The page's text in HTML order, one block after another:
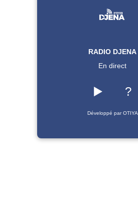
RADIO DJENA
En direct
▶️ ?
Développé par OTIYA